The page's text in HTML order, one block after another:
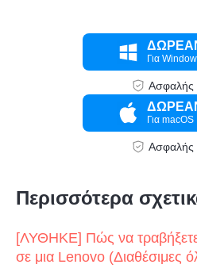
Για
Ασφαλής
Για macOS
Ασφαλής
Περισσότερα
[ΛΥΘΗΚΕ] Πώς να τραβήξετε
σε μια Lenovo (Διαθέσιμες